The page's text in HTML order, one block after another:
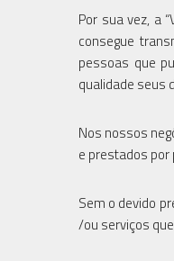
Por sua vez, a
consegue
pessoas que
qualidade seus
Nos nossos
e prestados
Sem o devido
/ou serviços